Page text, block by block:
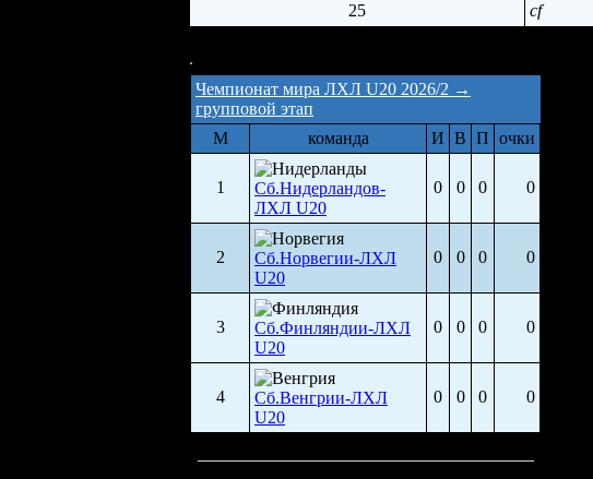
25 cf
Чемпионат мира ЛХЛ U20 2026/2 →
групповой этап
М
команда И В П очки
1
Сб.Нидерландов-
ЛХЛ U20
0 0 0 0
2
Сб.Норвегии-ЛХЛ
U20
0 0 0 0
3
Сб.Финляндии-ЛХЛ
U20
0 0 0 0
4
Сб.Венгрии-ЛХЛ
U20
0 0 0 0